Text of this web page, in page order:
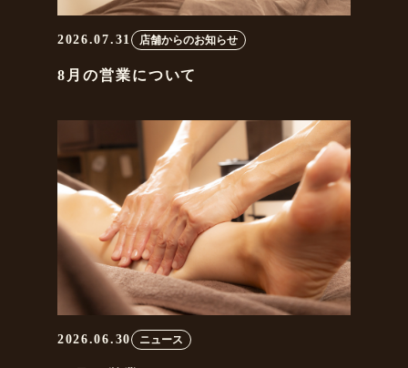
2026.07.31 店舗からのお知らせ
8月の営業について
2026.06.30 ニュース